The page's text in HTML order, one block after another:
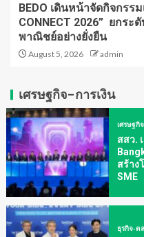
BEDO เดินหน้าจัดกิจกรรม
CONNECT 2026” ยกร
พาณิชย์อย่างยั่งยืน
August 5, 2026 admin
เศรษฐกิจ-การเงิน
เศรษฐกิ
สสว.
สร้าง
SME
ธุรกิจ-ต